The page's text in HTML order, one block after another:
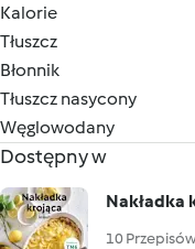
Kalorie
Tłuszcz
Błonnik
Tłuszcz nasycony
Węglowodany
Dostępny w
Nakładka
10